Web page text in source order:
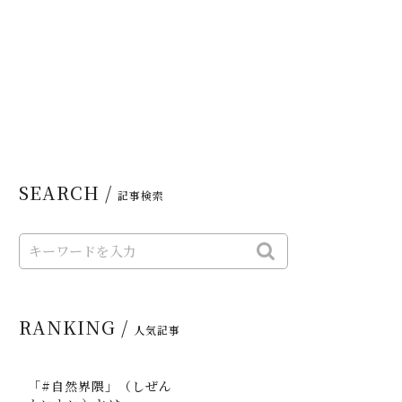
SEARCH / 記事検索
RANKING / 人気記事
「#自然界隈」（しぜん